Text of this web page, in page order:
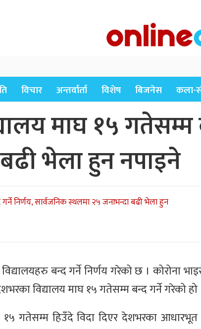
विचार अन्तर्वार्ता विशेष बिजनेस कला-
माघ १५ गतेसम्म
भेला हुन नपाइने
निर्णय, सार्वजनिक स्थलमा २५ जनाभन्दा बढी भेला हुन
बन्द गर्ने निर्णय गरेको छ । कोरोना
विद्यालय माघ १५ गतेसम्म बन्द गर्ने गरेको हो
गतेसम्म हिउँदे विदा दिएर देशभरका आधारभूत